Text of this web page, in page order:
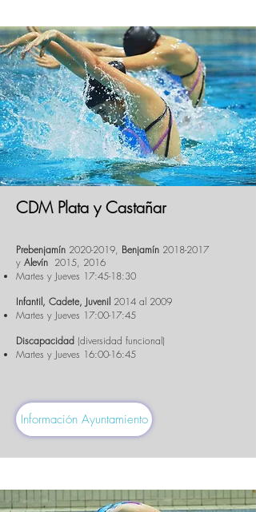
CDM Plata y Castañar
Prebenjamín 2020-2019, Benjamín 2018-2017
y Alevín 2015, 2016
Martes y Jueves 17:45-18:30
Infantil, Cadete, Juvenil 2014 al 2009
Martes y Jueves 17:00-17:45
Discapacidad (diversidad funcional)
Martes y Jueves 16:00-16:45
Información Ayuntamiento